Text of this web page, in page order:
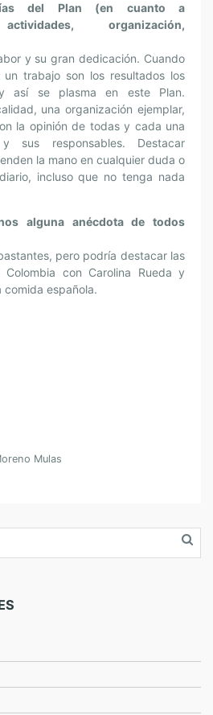
del Plan (en cuanto a
organización,
y su gran dedicación. Cuando
trabajo son los resultados los
así se plasma en este Plan.
una organización ejemplar,
la opinión de todas y cada una
sus responsables. Destacar
la mano en cualquier duda o
incluso que no tenga nada
alguna anécdota de todos
pero podría destacar las
Colombia con Carolina Rueda y
española.
Mulas